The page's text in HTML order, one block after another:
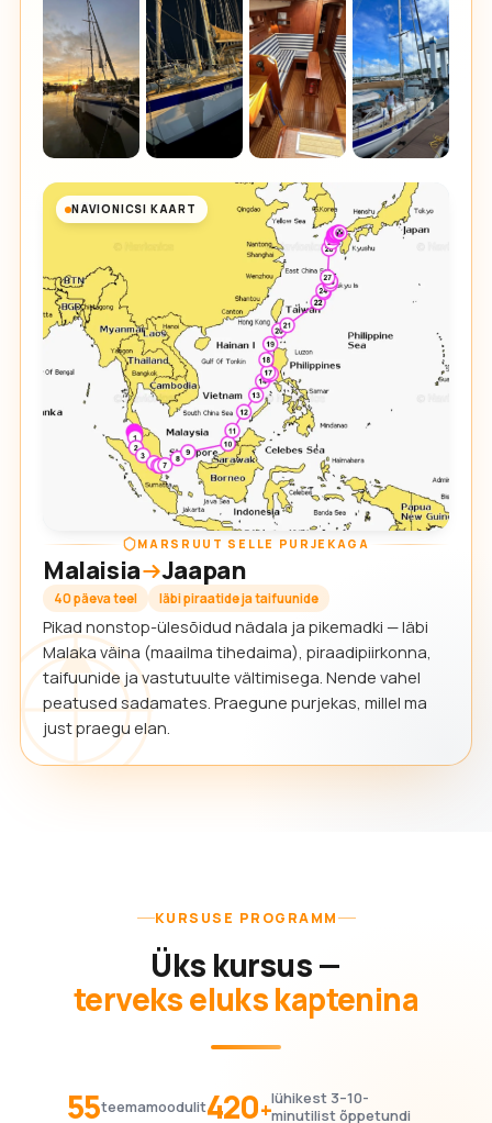
NAVIONICSI KAART
MARSRUUT SELLE PURJEKAGA
Malaisia Jaapan
40 päeva teel läbi piraatide ja taifuunide
Pikad nonstop-ülesõidud nädala ja pikemadki — läbi
Malaka väina (maailma tihedaima), piraadipiirkonna,
taifuunide ja vastutuulte vältimisega. Nende vahel
peatused sadamates. Praegune purjekas, millel ma
just praegu elan.
KURSUSE PROGRAMM
Üks kursus —
terveks eluks kaptenina
55teemamoodulit420+lühikest 3–10-
minutilist õppetundi